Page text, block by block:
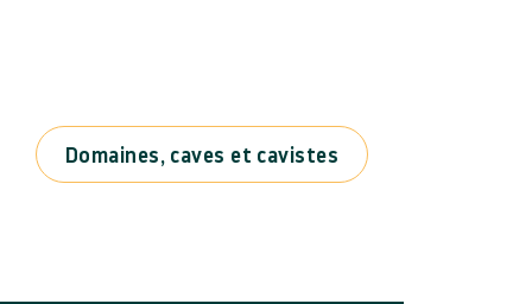
Domaines, caves et cavistes